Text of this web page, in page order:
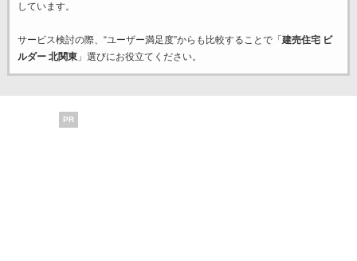
しています。
サービス検討の際、“ユーザー満足度”からも比較することで「 建売住宅 ビ
ルダー 北関東」選びにお役立てください。
PR